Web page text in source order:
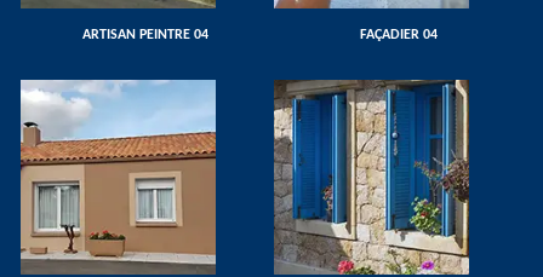
ARTISAN PEINTRE 04 FAÇADIER 04